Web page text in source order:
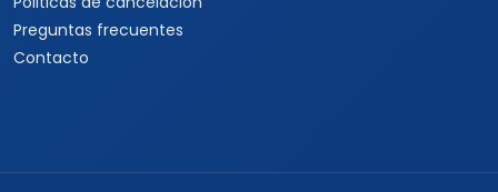
Preguntas frecuentes
Contacto